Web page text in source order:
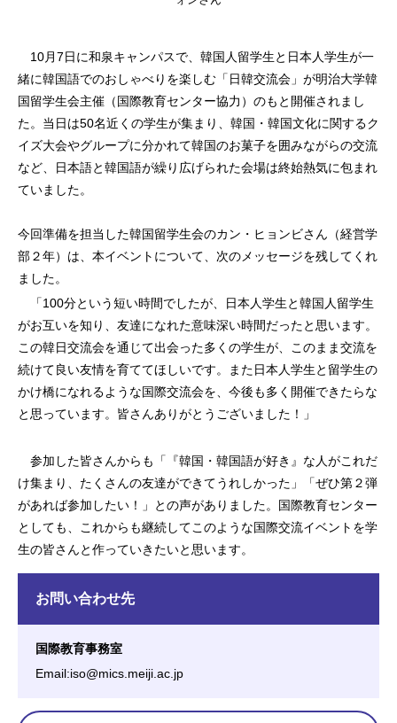
10月7日に和泉キャンパスで、韓国人留学生と日本人学生が一
緒に韓国語でのおしゃべりを楽しむ「日韓交流会」が明治大学韓
国留学生会主催（国際教育センター協力）のもと開催されまし
た。当日は50名近くの学生が集まり、韓国・韓国文化に関するク
イズ大会やグループに分かれて韓国のお菓子を囲みながらの交流
など、日本語と韓国語が繰り広げられた会場は終始熱気に包まれ
ていました。
今回準備を担当した韓国留学生会のカン・ヒョンビさん（経営学
部２年）は、本イベントについて、次のメッセージを残してくれ
ました。
「100分という短い時間でしたが、日本人学生と韓国人留学生
がお互いを知り、友達になれた意味深い時間だったと思います。
この韓日交流会を通じて出会った多くの学生が、このまま交流を
続けて良い友情を育ててほしいです。また日本人学生と留学生の
かけ橋になれるような国際交流会を、今後も多く開催できたらな
と思っています。皆さんありがとうございました！」
参加した皆さんからも「『韓国・韓国語が好き』な人がこれだ
け集まり、たくさんの友達ができてうれしかった」「ぜひ第２弾
があれば参加したい！」との声がありました。国際教育センター
としても、これからも継続してこのような国際交流イベントを学
生の皆さんと作っていきたいと思います。
お問い合わせ先
国際教育事務室
Email:iso@mics.meiji.ac.jp